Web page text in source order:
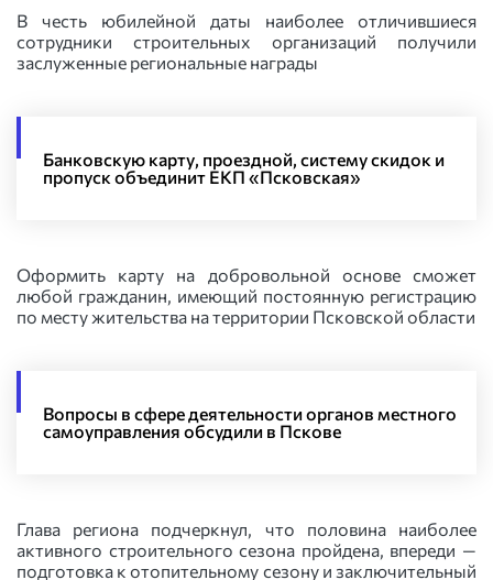
В честь юбилейной даты наиболее отличившиеся
сотрудники строительных организаций получили
заслуженные региональные награды
Банковскую карту, проездной, систему скидок и
пропуск объединит ЕКП «Псковская»
Оформить карту на добровольной основе сможет
любой гражданин, имеющий постоянную регистрацию
по месту жительства на территории Псковской области
Вопросы в сфере деятельности органов местного
самоуправления обсудили в Пскове
Глава региона подчеркнул, что половина наиболее
активного строительного сезона пройдена, впереди —
подготовка к отопительному сезону и заключительный